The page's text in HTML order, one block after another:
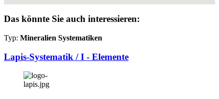
Das könnte Sie auch interessieren:
Typ: Mineralien Systematiken
Lapis-Systematik / I - Elemente